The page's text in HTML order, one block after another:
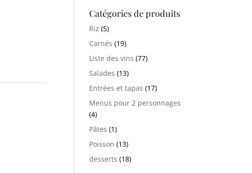
Catégories de produits
Riz (5)
Carnés (19)
Liste des vins (77)
Salades (13)
Entrées et tapas (17)
Menus pour 2 personnages
(4)
Pâtes (1)
Poisson (13)
desserts (18)